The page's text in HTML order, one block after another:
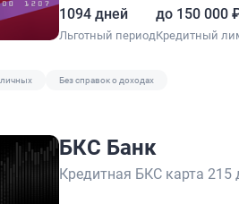
1094 дней
Льготный период
до 150 000
Кредитный
Без справок о доходах
БКС Банк
Кредитная БКС карта 215